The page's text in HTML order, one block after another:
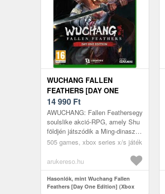
WUCHANG FALLEN
FEATHERS [DAY ONE
EDITION] (XBOX SERIES
X/S)
14 990 Ft
AWUCHANG: Fallen Feathersegy
soulslike akció-RPG, amely Shu
földjén játszódik a Ming-dinasztia
kései, sötét és viharos
505 games, xbox series x/s játék
arukereso.hu
Hasonlók, mint Wuchang Fallen
Feathers [Day One Edition] (Xbox